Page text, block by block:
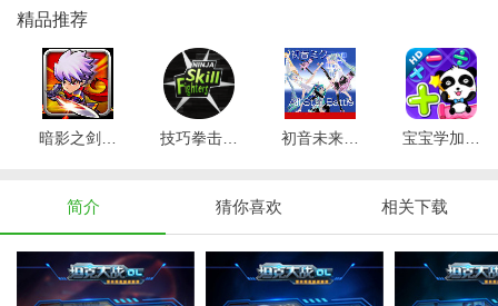
精品推荐
技巧拳击手v1.1 初音未来ABS格斗v3.0
简介 猜你喜欢 相关下载